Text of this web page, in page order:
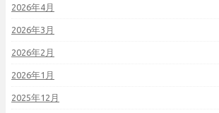
2026年4月
2026年3月
2026年2月
2026年1月
2025年12月